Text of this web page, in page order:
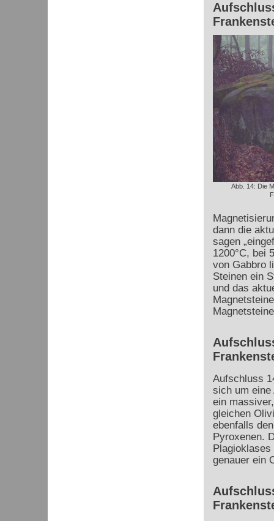
Abb. 14: Die
dann die
sagen
1200°C, bei
von Gabbro
Steinen ein
und das
Aufschluss
sich um eine
ein
gleichen
ebenfalls
Pyroxenen.
genauer ein